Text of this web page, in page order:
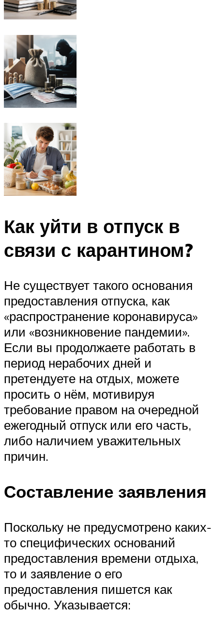
Как уйти в отпуск в
связи с карантином?
Не существует такого основания
предоставления отпуска, как
«распространение коронавируса»
или «возникновение пандемии».
Если вы продолжаете работать в
период нерабочих дней и
претендуете на отдых, можете
просить о нём, мотивируя
требование правом на очередной
ежегодный отпуск или его часть,
либо наличием уважительных
причин.
Составление заявления
Поскольку не предусмотрено каких-
то специфических оснований
предоставления времени отдыха,
то и заявление о его
предоставления пишется как
обычно. Указывается: